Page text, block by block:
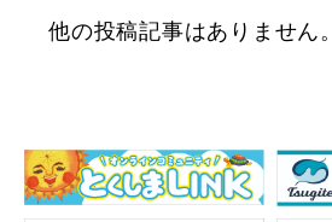
他の投稿記事はありません。